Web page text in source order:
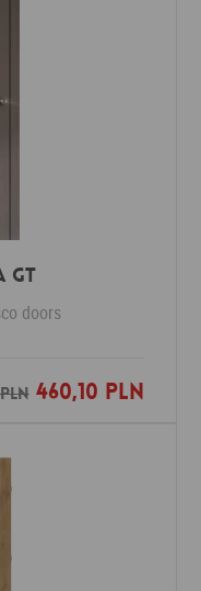
doors
460,10 PLN